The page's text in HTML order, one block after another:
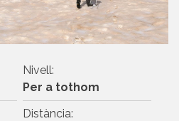
Nivell:
Per a tothom
Distància: